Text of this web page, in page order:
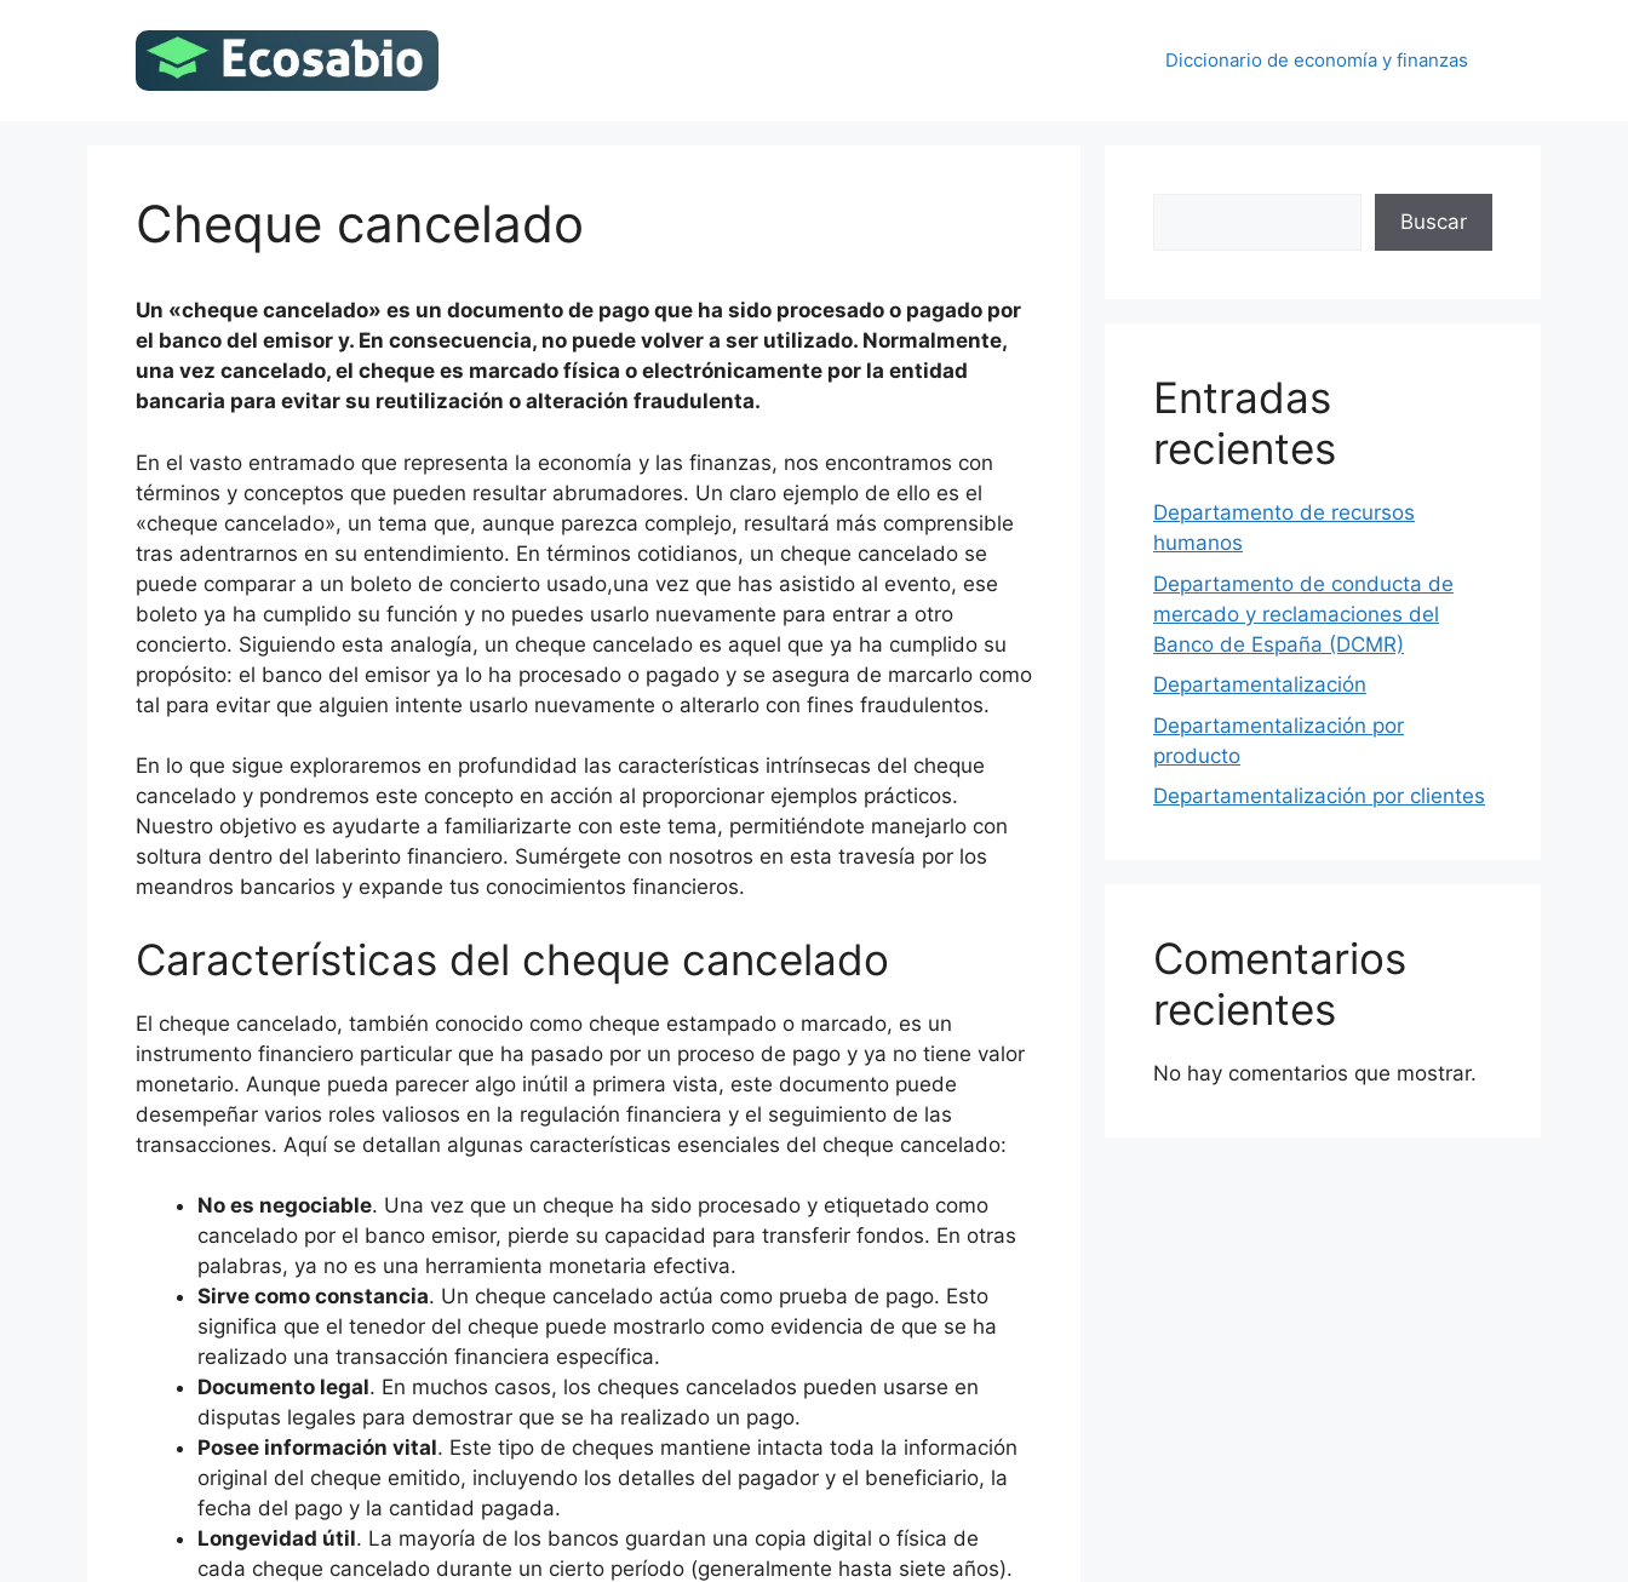
Diccionario de economía y finanzas
Cheque cancelado
Un «cheque cancelado» es un documento de pago que ha sido procesado o pagado por
el banco del emisor y. En consecuencia, no puede volver a ser utilizado. Normalmente,
una vez cancelado, el cheque es marcado física o electrónicamente por la entidad
bancaria para evitar su reutilización o alteración fraudulenta.
En el vasto entramado que representa la economía y las finanzas, nos encontramos con
términos y conceptos que pueden resultar abrumadores. Un claro ejemplo de ello es el
«cheque cancelado», un tema que, aunque parezca complejo, resultará más comprensible
tras adentrarnos en su entendimiento. En términos cotidianos, un cheque cancelado se
puede comparar a un boleto de concierto usado,una vez que has asistido al evento, ese
boleto ya ha cumplido su función y no puedes usarlo nuevamente para entrar a otro
concierto. Siguiendo esta analogía, un cheque cancelado es aquel que ya ha cumplido su
propósito: el banco del emisor ya lo ha procesado o pagado y se asegura de marcarlo como
tal para evitar que alguien intente usarlo nuevamente o alterarlo con fines fraudulentos.
En lo que sigue exploraremos en profundidad las características intrínsecas del cheque
cancelado y pondremos este concepto en acción al proporcionar ejemplos prácticos.
Nuestro objetivo es ayudarte a familiarizarte con este tema, permitiéndote manejarlo con
soltura dentro del laberinto financiero. Sumérgete con nosotros en esta travesía por los
meandros bancarios y expande tus conocimientos financieros.
Características del cheque cancelado
El cheque cancelado, también conocido como cheque estampado o marcado, es un
instrumento financiero particular que ha pasado por un proceso de pago y ya no tiene valor
monetario. Aunque pueda parecer algo inútil a primera vista, este documento puede
desempeñar varios roles valiosos en la regulación financiera y el seguimiento de las
transacciones. Aquí se detallan algunas características esenciales del cheque cancelado:
No es negociable. Una vez que un cheque ha sido procesado y etiquetado como
cancelado por el banco emisor, pierde su capacidad para transferir fondos. En otras
palabras, ya no es una herramienta monetaria efectiva.
Sirve como constancia. Un cheque cancelado actúa como prueba de pago. Esto
significa que el tenedor del cheque puede mostrarlo como evidencia de que se ha
realizado una transacción financiera específica.
Documento legal. En muchos casos, los cheques cancelados pueden usarse en
disputas legales para demostrar que se ha realizado un pago.
Posee información vital. Este tipo de cheques mantiene intacta toda la información
original del cheque emitido, incluyendo los detalles del pagador y el beneficiario, la
fecha del pago y la cantidad pagada.
Longevidad útil. La mayoría de los bancos guardan una copia digital o física de
cada cheque cancelado durante un cierto período (generalmente hasta siete años).
Buscar
Entradas
recientes
Departamento de recursos
humanos
Departamento de conducta de
mercado y reclamaciones del
Banco de España (DCMR)
Departamentalización
Departamentalización por
producto
Departamentalización por clientes
Comentarios
recientes
No hay comentarios que mostrar.